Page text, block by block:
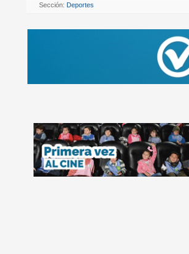
Sección: Deportes